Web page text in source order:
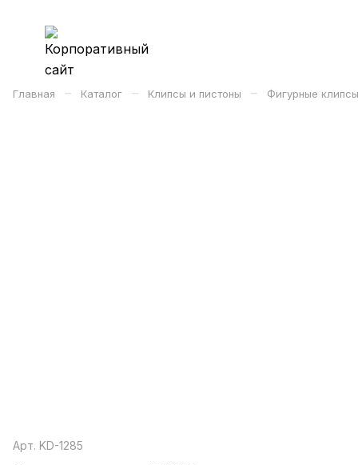
Главная – Каталог – Клипсы и пистоны – Фигурные
Арт. KD-1285